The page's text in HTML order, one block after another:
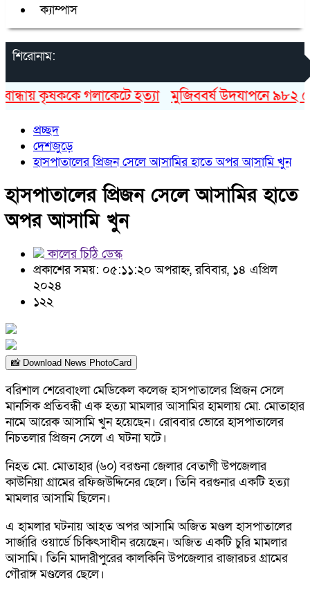
ক্যাম্পাস
শিরোনাম:
কৃষককে গলাকেটে হত্যা মুজিববর্ষ উদযাপনে ৯৮২
প্রচ্ছদ
দেশজুড়ে
হাসপাতালের প্রিজন সেলে আসামির হাতে অপর আসামি খুন
হাসপাতালের প্রিজন সেলে আসামির হাতে
অপর আসামি খুন
কালের চিঠি ডেস্ক
প্রকাশের সময়: ০৫:১১:২০ অপরাহ্ন, রবিবার, ১৪ এপ্রিল
২০২৪
১২২
📸 Download News PhotoCard
বরিশাল শেরেবাংলা মেডিকেল কলেজ হাসপাতালের প্রিজন সেলে
মানসিক প্রতিবন্ধী এক হত্যা মামলার আসামির হামলায় মো. মোতাহার
নামে আরেক আসামি খুন হয়েছেন। রোববার ভোরে হাসপাতালের
নিচতলার প্রিজন সেলে এ ঘটনা ঘটে।
নিহত মো. মোতাহার (৬০) বরগুনা জেলার বেতাগী উপজেলার
কাউনিয়া গ্রামের রফিজউদ্দিনের ছেলে। তিনি বরগুনার একটি হত্যা
মামলার আসামি ছিলেন।
এ হামলার ঘটনায় আহত অপর আসামি অজিত মণ্ডল হাসপাতালের
সার্জারি ওয়ার্ডে চিকিৎসাধীন রয়েছেন। অজিত একটি চুরি মামলার
আসামি। তিনি মাদারীপুরের কালকিনি উপজেলার রাজারচর গ্রামের
গৌরাঙ্গ মণ্ডলের ছেলে।